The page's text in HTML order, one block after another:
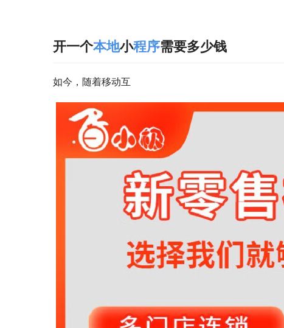
开一个本地小程序需要多少钱
如今，随着移动互